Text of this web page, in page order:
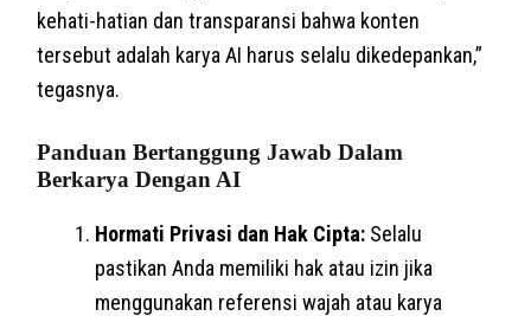
kehati-hatian dan transparansi bahwa konten
tersebut adalah karya AI harus selalu dikedepankan,”
tegasnya.
Panduan Bertanggung Jawab Dalam
Berkarya Dengan AI
Hormati Privasi dan Hak Cipta: Selalu
pastikan Anda memiliki hak atau izin jika
menggunakan referensi wajah atau karya